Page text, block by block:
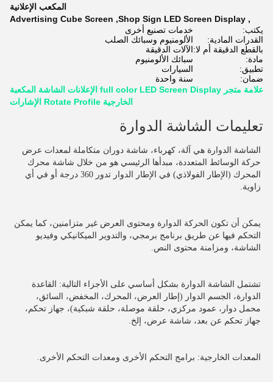
المكعب الإعلانية
,
Shop Sign LED Screen Display
,
Advertising Cube Screen
يكتب:
خدمات تصنيع أخرى
القدرات المادية:
الألومنيوم وسبائك الصلب
بالقطع الدقيقة أم لا:الآلات الدقيقة
مادة:
سبائك الألومنيوم
تطبيق:
السيارات
ضمان:
سنة واحدة
علامة متجر full color LED Screen Display الإعلانات الشاشة المكعبة
الخارجية Rotate Profile الإشارات
تعليمات الشاشة الدوارة
زاوية.
الشاشة، ومزامنة محتوى النص.
الدوارة، الجسم الدوار (إطار العرض، المحرك، المخفض، السائق،
جهاز تحكم عن بعد، شاشة عرض، إلخ.
المعدات الخارجية: برامج التحكم الأخرى ومعدات التحكم الأخرى.